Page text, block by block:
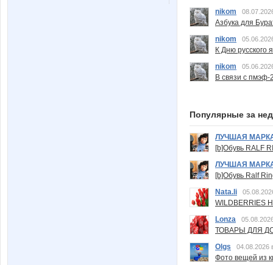
nikom
Азбука для
nikom
К Дню русского
nikom
В связи с пмэф-
Популярные за
ЛУЧШАЯ
[b]Обувь RALF
ЛУЧШАЯ
[b]Обувь Ralf
Nata.li
Lonza
ТОВАРЫ ДЛЯ
Olgs
04.08.2026
Фото вещей из